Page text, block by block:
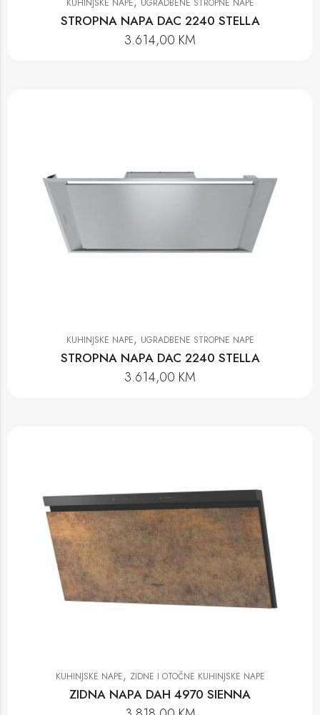
KUHINJSKE NAPE UGRADBENE STROPNE NAPE
STROPNA NAPA DAC 2240 STELLA
3.614,00 KM
KUHINJSKE NAPE, UGRADBENE STROPNE NAPE
STROPNA NAPA DAC 2240 STELLA
3.614,00 KM
KUHINJSKE NAPE, ZIDNE I OTOČNE KUHINJSKE NAPE
ZIDNA NAPA DAH 4970 SIENNA